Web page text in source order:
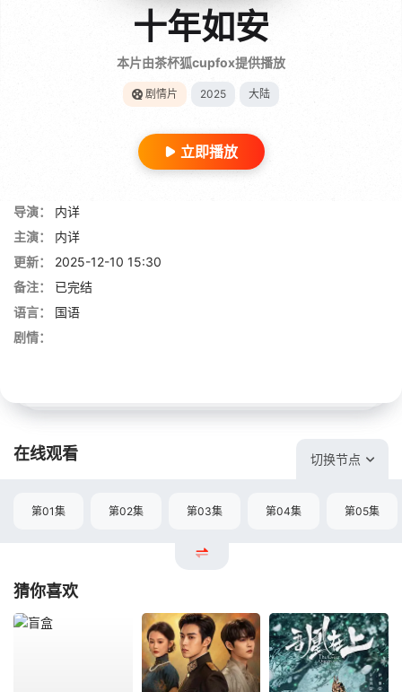
十年如安
本片由茶杯狐cupfox提供播放
剧情片 2025 大陆
立即播放
导演：
内详
主演：
内详
更新：
2025-12-10 15:30
备注：
已完结
语言：
国语
剧情：
在线观看 切换节点
第01集 第02集 第03集 第04集 第05集
猜你喜欢